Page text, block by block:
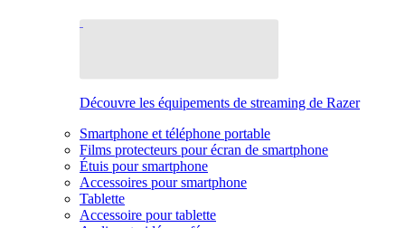
Découvre les équipements de streaming de Razer
Smartphone et téléphone portable
Films protecteurs pour écran de smartphone
Étuis pour smartphone
Accessoires pour smartphone
Tablette
Accessoire pour tablette